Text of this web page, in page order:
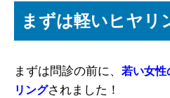
まずは軽いヒヤリ
まずは問診の前に、 若い女性
リングされました！